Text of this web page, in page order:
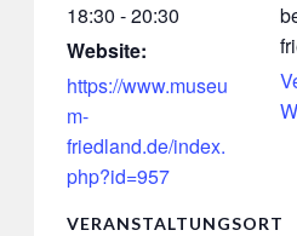
18:30 - 20:30
Website:
https://www.museu
m-
friedland.de/index.
php?id=957
VERANSTALTUNGSORT